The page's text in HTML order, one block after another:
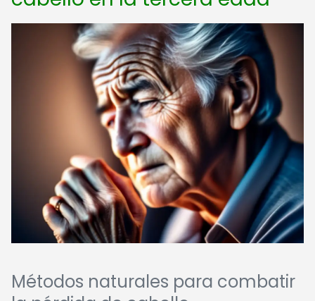
Métodos naturales para combatir